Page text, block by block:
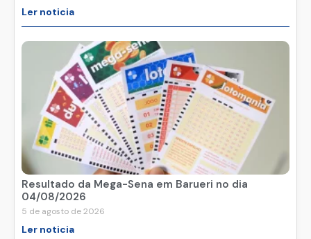
Ler noticia
Resultado da Mega-Sena em Barueri no dia
04/08/2026
5 de agosto de 2026
Ler noticia